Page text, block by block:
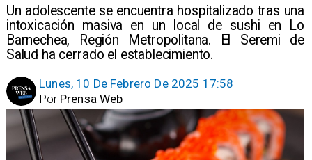
Un adolescente se encuentra hospitalizado tras una
intoxicación masiva en un local de sushi en Lo
Barnechea, Región Metropolitana. El Seremi de
Salud ha cerrado el establecimiento.
Lunes, 10 De Febrero De 2025 17:58
Prensa Web
Por